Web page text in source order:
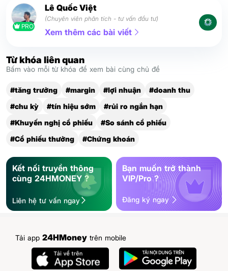
PRO
Lê Quốc Việt
(Chuyên viên phân tích - tư vấn đầu tư)
Xem thêm các bài viết
Từ khóa liên quan
Bấm vào mỗi từ khóa để xem bài cùng chủ đề
#tăng trưởng #margin #lợi nhuận
#doanh thu
#chu kỳ
#tín hiệu sớm
#rủi ro ngắn hạn
#Khuyến nghị cổ phiếu
#So sánh cổ phiếu
#Cổ phiếu thưởng
#Chứng khoán
Kết nối truyền thông
cùng 24HMONEY ?
Liên hệ tư vấn ngay
Bạn muốn trở thành
VIP/Pro ?
Đăng ký ngay
Tải app 24HMoney trên mobile